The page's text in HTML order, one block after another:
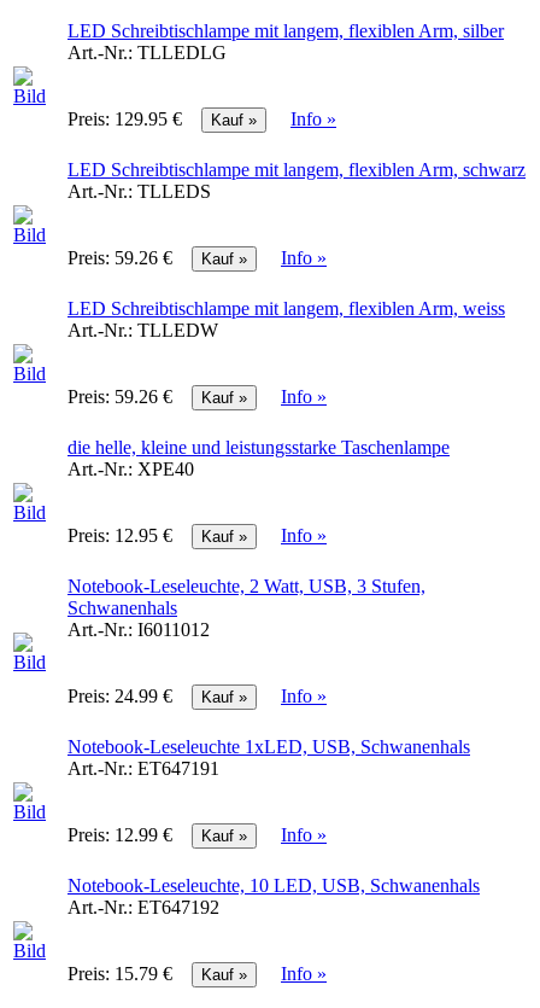
LED Schreibtischlampe mit langem, flexiblen Arm, silber
Art.-Nr.: TLLEDLG
Preis: 129.95 € Info »
LED Schreibtischlampe mit langem, flexiblen Arm, schwarz
Art.-Nr.: TLLEDS
Preis: 59.26 € Info »
LED Schreibtischlampe mit langem, flexiblen Arm, weiss
Art.-Nr.: TLLEDW
Preis: 59.26 € Info »
die helle, kleine und leistungsstarke Taschenlampe
Art.-Nr.: XPE40
Preis: 12.95 € Info »
Notebook-Leseleuchte, 2 Watt, USB, 3 Stufen,
Schwanenhals
Art.-Nr.: I6011012
Preis: 24.99 € Info »
Notebook-Leseleuchte 1xLED, USB, Schwanenhals
Art.-Nr.: ET647191
Preis: 12.99 € Info »
Notebook-Leseleuchte, 10 LED, USB, Schwanenhals
Art.-Nr.: ET647192
Preis: 15.79 € Info »